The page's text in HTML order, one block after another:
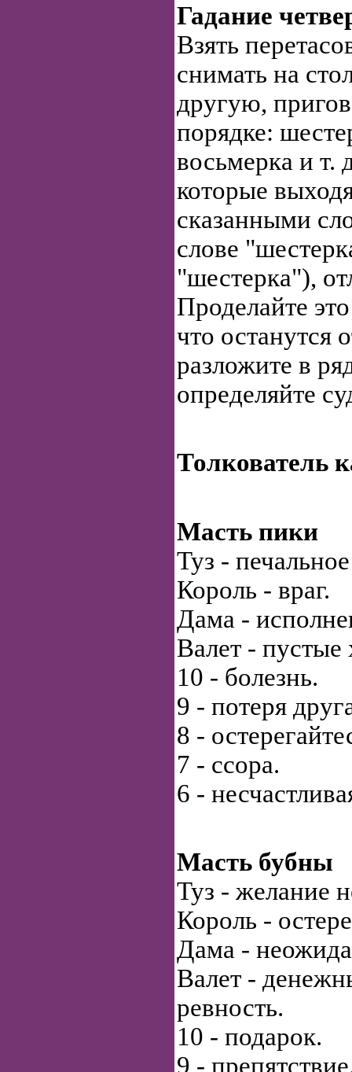
Гадание
Взять
снимать на
другую,
порядке:
восьмерка и т.
которые
сказанными
слове
"шестерка"),
Проделайте
что останутся
разложите в
определяйте
Толкователь
Масть пики
Туз -
Король - враг.
Дама -
Валет - пустые
10 - болезнь.
9 - потеря
8 -
7 - ссора.
6 -
Масть бубны
Туз - желание
Король -
Дама -
Валет -
ревность.
10 - подарок.
9 -